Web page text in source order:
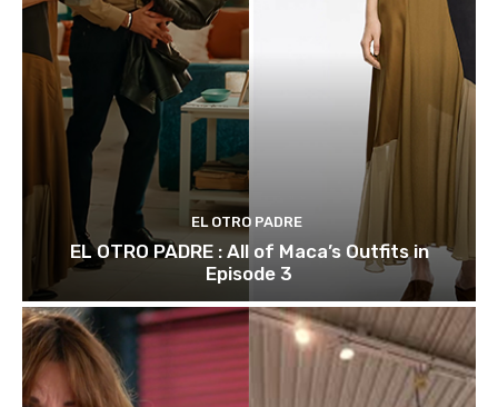
EL OTRO PADRE
EL OTRO PADRE : All of Maca’s Outfits in
Episode 3